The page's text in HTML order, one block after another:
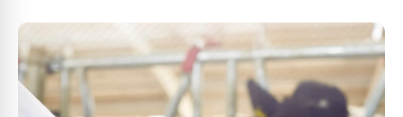
8 + 10 = ?